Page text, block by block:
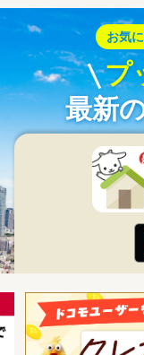
お気
プ
最新